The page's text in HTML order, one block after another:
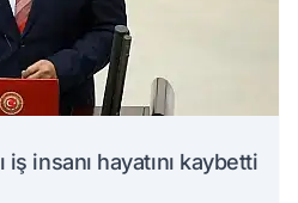
insanı hayatını kaybetti